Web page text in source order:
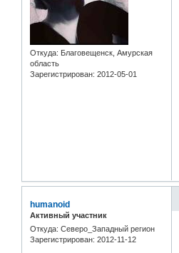
Откуда: Благовещенск, Амурская
область
Зарегистрирован: 2012-05-01
humanoid
Активный участник
Откуда: Северо_Западный регион
Зарегистрирован: 2012-11-12